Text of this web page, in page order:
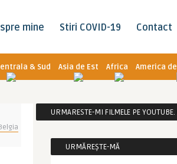
mine Stiri COVID-19 Contact
& Sud Asia de Est Africa America
URMARESTE-MI FILMELE PE YOUTUBE.
URMĂREȘTE-MĂ